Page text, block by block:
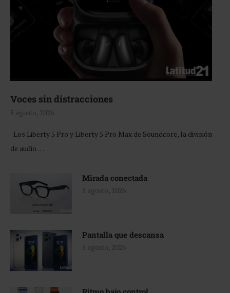
Voces sin distracciones
5 agosto, 2026
Los Liberty 5 Pro y Liberty 5 Pro Max de Soundcore, la división
de audio …
Mirada conectada
5 agosto, 2026
Pantalla que descansa
5 agosto, 2026